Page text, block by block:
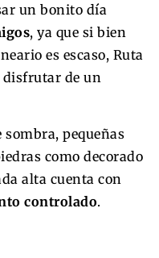
un bonito día
, ya que si bien
es escaso, Ruta
disfrutar de un
sombra, pequeñas
como decorado
alta cuenta con
controlado.